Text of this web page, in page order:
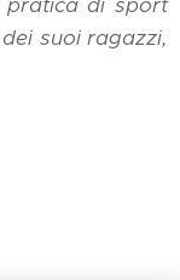
suoi ragazzi,